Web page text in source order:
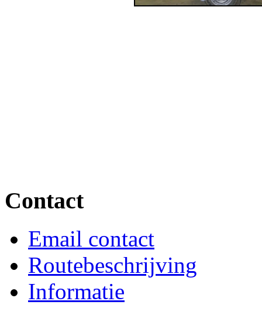
Contact
Email contact
Routebeschrijving
Informatie